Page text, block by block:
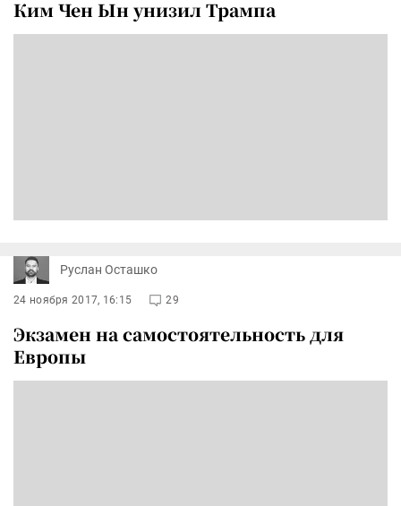
Ким Чен Ын унизил Трампа
Руслан Осташко
24 ноября 2017, 16:15 29
Экзамен на самостоятельность для
Европы